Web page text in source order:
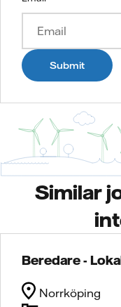
Submit
Similar
Beredare -
Norrköping